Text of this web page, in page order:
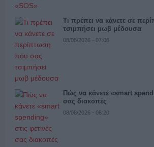
Τι πρέπει να κάνετε σε
τσιμπήσει μωβ μέδουσα
08/08/2026 - 07:06
Πώς να κάνετε «smart
σας διακοπές
08/08/2026 - 06:20